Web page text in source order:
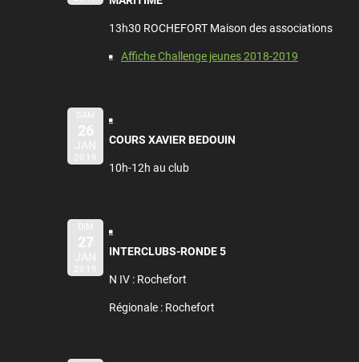
13h30 ROCHEFORT Maison des associations
Affiche Challenge jeunes 2018-2019
SAM
26
JAN
2019
COURS XAVIER BEDOUIN
10h-12h au club
DIM
27
JAN
2019
INTERCLUBS-RONDE 5
N IV : Rochefort
Régionale : Rochefort